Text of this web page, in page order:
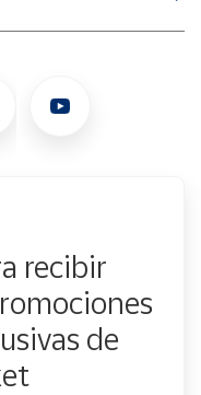
recibir
de